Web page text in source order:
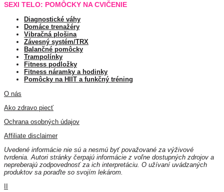
SEXI TELO: POMÔCKY NA CVIČENIE
Diagnostické váhy
Domáce trenažéry
Vibračná plošina
Závesný systém/TRX
Balančné pomôcky
Trampolínky
Fitness podložky
Fitness náramky a hodinky
Pomôcky na HIIT a funkčný tréning
O nás
Ako zdravo piecť
Ochrana osobných údajov
Affiliate disclaimer
Uvedené informácie nie sú a nesmú byť považované za výživové
tvrdenia. Autori stránky čerpajú informácie z voľne dostupných zdrojov a
nepreberajú zodpovednosť za ich interpretáciu. O užívaní uvádzaných
produktov sa poraďte so svojím lekárom.